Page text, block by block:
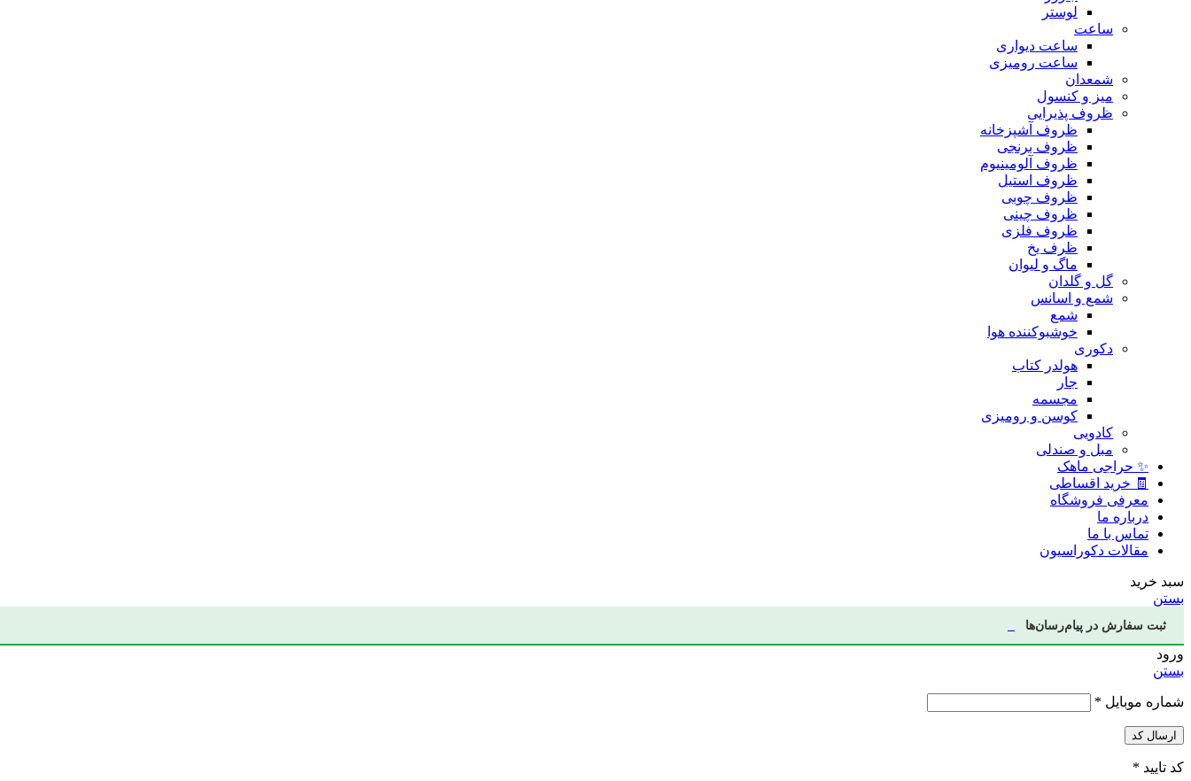
لوستر
ساعت
ساعت دیواری
ساعت رومیزی
شمعدان
میز و کنسول
ظروف پذیرایی
ظروف آشپزخانه
ظروف برنجی
ظروف آلومینیوم
ظروف استیل
ظروف چوبی
ظروف چینی
ظروف فلزی
ظرف یخ
ماگ و لیوان
گل و گلدان
شمع و اسانس
شمع
خوشبوکننده هوا
دکوری
هولدر کتاب
جار
مجسمه
کوسن و رومیزی
کادویی
مبل و صندلی
✨ حراجی ماهک
🧾 خرید اقساطی
معرفی فروشگاه
درباره ما
تماس با ما
مقالات دکوراسیون
سبد خرید
بستن
ثبت سفارش در پیام‌رسان‌ها
ورود
بستن
شماره موبایل *
ارسال کد
کد تایید *